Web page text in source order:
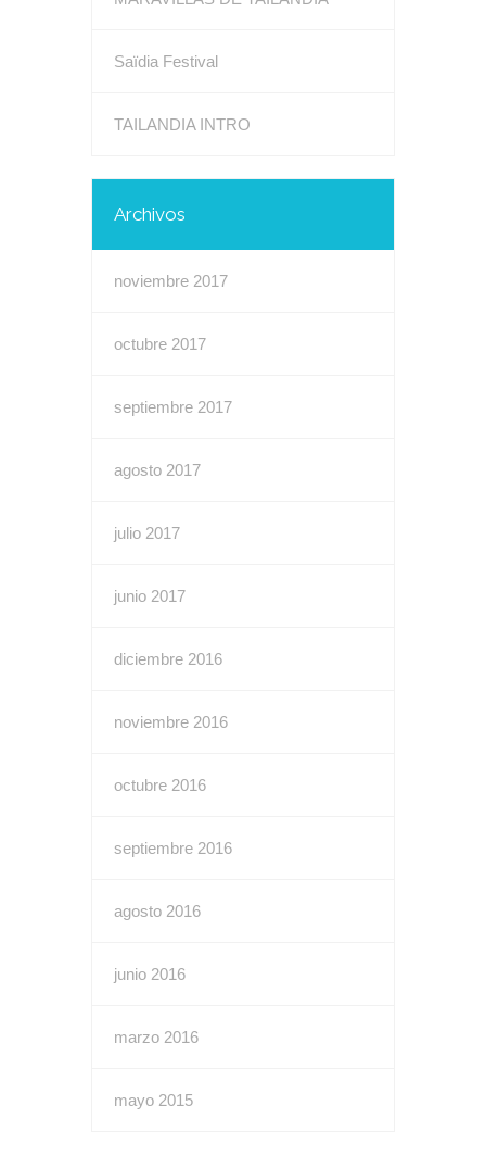
Saïdia Festival
TAILANDIA INTRO
Archivos
noviembre 2017
octubre 2017
septiembre 2017
agosto 2017
julio 2017
junio 2017
diciembre 2016
noviembre 2016
octubre 2016
septiembre 2016
agosto 2016
junio 2016
marzo 2016
mayo 2015